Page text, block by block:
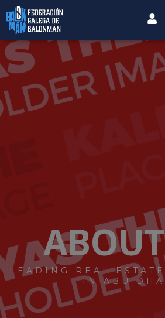
LEADING REAL
IN ABU